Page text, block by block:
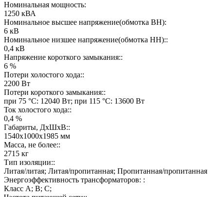
Номинальная мощность:
1250 кВА
Номинальное высшее напряжение(обмотка ВН):
6 кВ
Номинальное низшее напряжение(обмотка НН)::
0,4 кВ
Напряжение короткого замыкания::
6 %
Потери холостого хода::
2200 Вт
Потери короткого замыкания::
при 75 °C: 12040 Вт; при 115 °C: 13600 Вт
Ток холостого хода::
0,4 %
Габариты, ДхШхВ::
1540х1000х1985 мм
Масса, не более::
2715 кг
Тип изоляции::
Литая/литая; Литая/пропитанная; Пропитанная/пропитанная
Энергоэффективность трансформаторов: :
Класс А; В; С;